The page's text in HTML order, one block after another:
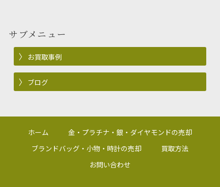
サブメニュー
お買取事例
ブログ
ホーム
金・プラチナ・銀・ダイヤモンドの売却
ブランドバッグ・小物・時計の売却
買取方法
お問い合わせ